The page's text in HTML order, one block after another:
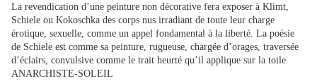
La revendication d’une peinture non décorative fera exposer à Klimt,
Schiele ou Kokoschka des corps nus irradiant de toute leur charge
érotique, sexuelle, comme un appel fondamental à la liberté. La poésie
de Schiele est comme sa peinture, rugueuse, chargée d’orages, traversée
d’éclairs, convulsive comme le trait heurté qu’il applique sur la toile.
ANARCHISTE-SOLEIL